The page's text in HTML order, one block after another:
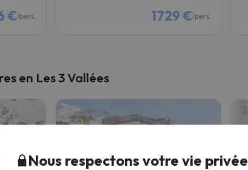
€/pers. 1729 €/pers.
en Les 3 Vallées
Nous respectons votre vie privée